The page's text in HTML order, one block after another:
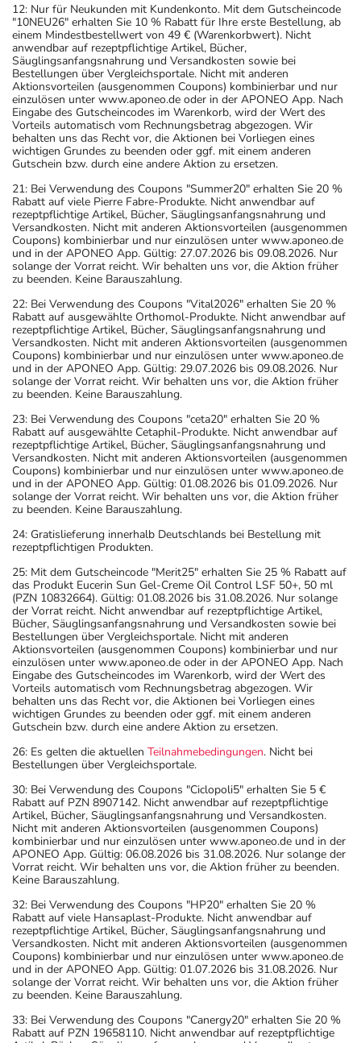
12: Nur für Neukunden mit Kundenkonto. Mit dem Gutscheincode
"10NEU26" erhalten Sie 10 % Rabatt für Ihre erste Bestellung, ab
einem Mindestbestellwert von 49 € (Warenkorbwert). Nicht
anwendbar auf rezeptpflichtige Artikel, Bücher,
Säuglingsanfangsnahrung und Versandkosten sowie bei
Bestellungen über Vergleichsportale. Nicht mit anderen
Aktionsvorteilen (ausgenommen Coupons) kombinierbar und nur
einzulösen unter www.aponeo.de oder in der APONEO App. Nach
Eingabe des Gutscheincodes im Warenkorb, wird der Wert des
Vorteils automatisch vom Rechnungsbetrag abgezogen. Wir
behalten uns das Recht vor, die Aktionen bei Vorliegen eines
wichtigen Grundes zu beenden oder ggf. mit einem anderen
Gutschein bzw. durch eine andere Aktion zu ersetzen.
21: Bei Verwendung des Coupons "Summer20" erhalten Sie 20 %
Rabatt auf viele Pierre Fabre-Produkte. Nicht anwendbar auf
rezeptpflichtige Artikel, Bücher, Säuglingsanfangsnahrung und
Versandkosten. Nicht mit anderen Aktionsvorteilen (ausgenommen
Coupons) kombinierbar und nur einzulösen unter www.aponeo.de
und in der APONEO App. Gültig: 27.07.2026 bis 09.08.2026. Nur
solange der Vorrat reicht. Wir behalten uns vor, die Aktion früher
zu beenden. Keine Barauszahlung.
22: Bei Verwendung des Coupons "Vital2026" erhalten Sie 20 %
Rabatt auf ausgewählte Orthomol-Produkte. Nicht anwendbar auf
rezeptpflichtige Artikel, Bücher, Säuglingsanfangsnahrung und
Versandkosten. Nicht mit anderen Aktionsvorteilen (ausgenommen
Coupons) kombinierbar und nur einzulösen unter www.aponeo.de
und in der APONEO App. Gültig: 29.07.2026 bis 09.08.2026. Nur
solange der Vorrat reicht. Wir behalten uns vor, die Aktion früher
zu beenden. Keine Barauszahlung.
23: Bei Verwendung des Coupons "ceta20" erhalten Sie 20 %
Rabatt auf ausgewählte Cetaphil-Produkte. Nicht anwendbar auf
rezeptpflichtige Artikel, Bücher, Säuglingsanfangsnahrung und
Versandkosten. Nicht mit anderen Aktionsvorteilen (ausgenommen
Coupons) kombinierbar und nur einzulösen unter www.aponeo.de
und in der APONEO App. Gültig: 01.08.2026 bis 01.09.2026. Nur
solange der Vorrat reicht. Wir behalten uns vor, die Aktion früher
zu beenden. Keine Barauszahlung.
24: Gratislieferung innerhalb Deutschlands bei Bestellung mit
rezeptpflichtigen Produkten.
25: Mit dem Gutscheincode "Merit25" erhalten Sie 25 % Rabatt auf
das Produkt Eucerin Sun Gel-Creme Oil Control LSF 50+, 50 ml
(PZN 10832664). Gültig: 01.08.2026 bis 31.08.2026. Nur solange
der Vorrat reicht. Nicht anwendbar auf rezeptpflichtige Artikel,
Bücher, Säuglingsanfangsnahrung und Versandkosten sowie bei
Bestellungen über Vergleichsportale. Nicht mit anderen
Aktionsvorteilen (ausgenommen Coupons) kombinierbar und nur
einzulösen unter www.aponeo.de oder in der APONEO App. Nach
Eingabe des Gutscheincodes im Warenkorb, wird der Wert des
Vorteils automatisch vom Rechnungsbetrag abgezogen. Wir
behalten uns das Recht vor, die Aktionen bei Vorliegen eines
wichtigen Grundes zu beenden oder ggf. mit einem anderen
Gutschein bzw. durch eine andere Aktion zu ersetzen.
26: Es gelten die aktuellen Teilnahmebedingungen. Nicht bei
Bestellungen über Vergleichsportale.
30: Bei Verwendung des Coupons "Ciclopoli5" erhalten Sie 5 €
Rabatt auf PZN 8907142. Nicht anwendbar auf rezeptpflichtige
Artikel, Bücher, Säuglingsanfangsnahrung und Versandkosten.
Nicht mit anderen Aktionsvorteilen (ausgenommen Coupons)
kombinierbar und nur einzulösen unter www.aponeo.de und in der
APONEO App. Gültig: 06.08.2026 bis 31.08.2026. Nur solange der
Vorrat reicht. Wir behalten uns vor, die Aktion früher zu beenden.
Keine Barauszahlung.
32: Bei Verwendung des Coupons "HP20" erhalten Sie 20 %
Rabatt auf viele Hansaplast-Produkte. Nicht anwendbar auf
rezeptpflichtige Artikel, Bücher, Säuglingsanfangsnahrung und
Versandkosten. Nicht mit anderen Aktionsvorteilen (ausgenommen
Coupons) kombinierbar und nur einzulösen unter www.aponeo.de
und in der APONEO App. Gültig: 01.07.2026 bis 31.08.2026. Nur
solange der Vorrat reicht. Wir behalten uns vor, die Aktion früher
zu beenden. Keine Barauszahlung.
33: Bei Verwendung des Coupons "Canergy20" erhalten Sie 20 %
Rabatt auf PZN 19658110. Nicht anwendbar auf rezeptpflichtige